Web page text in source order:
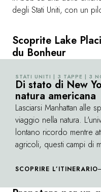
Scoprite Lake
du Bonheur
STATI UNITI | 3 TAPPE | 3
Di stato di New
natura americana
Lasciarsi Manhattan alle
viaggio nella natura.
lontano ricordo mentre
agricoli, questi campi di
forma, offrendo valli
SCOPRIRE L’ITINERARIO
degli Stati Uniti, con un
sul ghiaccio", dove la
americana ha conquistato
un match contro l'URSS
Heiden ha vinto cinque
durante i Giochi Olimpici
montate a bordo della
dell'ascensore in vetro
Sky Deck sulla cima
gli sci e ammirare la vista